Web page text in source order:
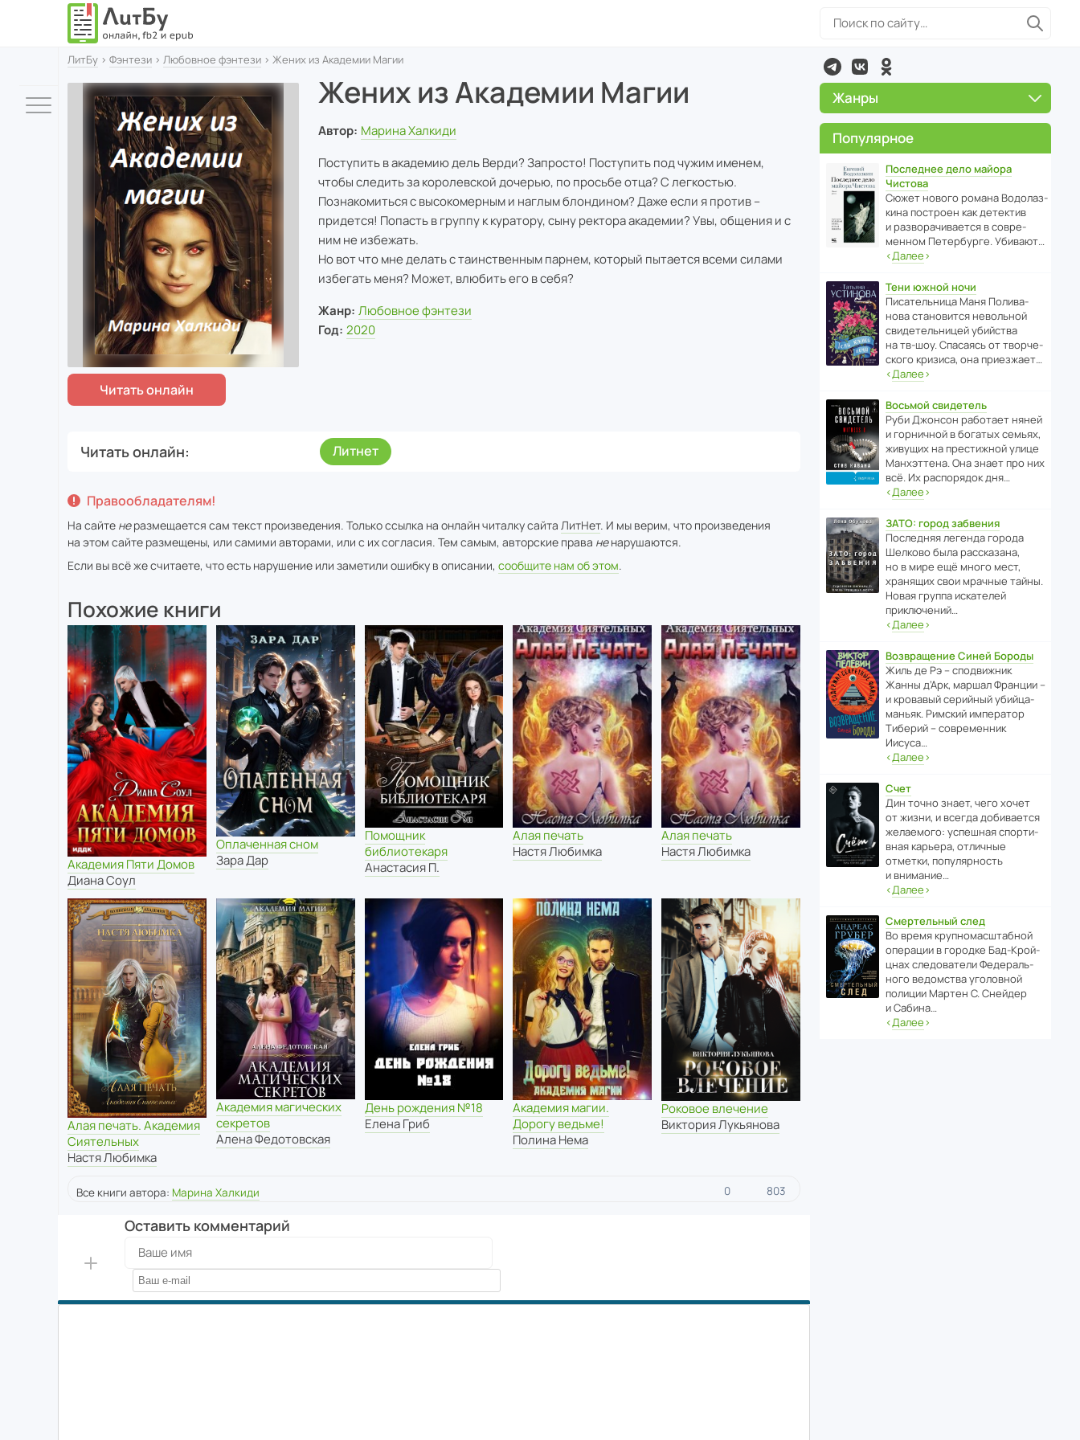
ЛитБу › Фэнтези › Любовное фэнтези › Жених из Академии Магии
Жених из Академии Магии
Автор: Марина Халкиди
Поступить в академию дель Верди? Запросто! Поступить под чужим именем,
чтобы следить за королевской дочерью, по просьбе отца? С легкостью.
Познакомиться с высокомерным и наглым блондином? Даже если я против –
придется! Попасть в группу к куратору, сыну ректора академии? Увы, общения и с
ним не избежать.
Но вот что мне делать с таинственным парнем, который пытается всеми силами
избегать меня? Может, влюбить его в себя?
Жанр: Любовное фэнтези
Год: 2020
Читать онлайн Литнет
Правообладателям!
На сайте неразмещается сам текст произведения. Только ссылка на онлайн читалку сайта ЛитНет. И мы верим, что произведения
на этом сайте размещены, или самими авторами, или с их согласия. Тем самым, авторские права ненарушаются.
Если вы всё же считаете, что есть нарушение или заметили ошибку в описании, сообщите нам об этом.
Похожие книги
Академия Пяти Домов
Диана Соул
Оплаченная сном
Зара Дар
Помощник
библиотекаря
Анастасия П.
Алая печать
Настя Любимка
Алая печать
Настя Любимка
Алая печать. Академия
Сиятельных
Настя Любимка
Академия магических
секретов
Алена Федотовская
День рождения №18
Елена Гриб
Академия магии.
Дорогу ведьме!
Полина Нема
Роковое влечение
Виктория Лукьянова
Все книги автора: Марина Халкиди 0 803
Оставить комментарий
Жанры
Популярное
Последнее дело майора
Чистова
Сюжет нового романа Водо­ла­з­
кина пост­роен как дете­ктив
и разво­ра­чи­ва­ется в совре­
менном Пете­р­бурге. Убивают…
‹Далее›
Тени южной ночи
Писа­тель­ница Маня Поли­ва­
нова стано­вится невольной
свиде­тель­ницей убийства
на тв-шоу. Спасаясь от твор­че­
с­кого кризиса, она приезжает…
‹Далее›
Восьмой свидетель
Руби Джонсон рабо­тает няней
и горни­чной в богатых семьях,
живущих на прес­ти­жной улице
Манх­эт­тена. Она знает про них
всё. Их распо­рядок дня…
‹Далее›
ЗАТО: город забвения
После­дняя легенда города
Шелково была расска­зана,
но в мире ещё много мест,
хранящих свои мрачные тайны.
Новая группа иска­телей
приключений…
‹Далее›
Возвращение Синей Бороды
Жиль де Рэ – спод­ви­жник
Жанны д’Арк, маршал Франции –
и кровавый серийный убийца-
маньяк. Римский импе­ратор
Тиберий – совре­менник
Иисуса…
‹Далее›
Счет
Дин точно знает, чего хочет
от жизни, и всегда доби­ва­ется
жела­е­мого: успе­шная спор­ти­
вная карьера, отли­чные
отметки, попу­ля­р­ность
и внимание…
‹Далее›
Смертельный след
Во время круп­но­мас­ш­та­бной
операции в городке Бад‑Крой­
цнах следо­ва­тели Феде­раль­
ного ведомства уголо­вной
полиции Мартен С. Снейдер
и Сабина…
‹Далее›